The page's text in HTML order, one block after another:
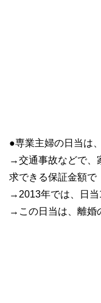
●専業主婦の日当は
→交通事故などで、
求できる保証金額で
→2013年では、日当
→この日当は、離婚